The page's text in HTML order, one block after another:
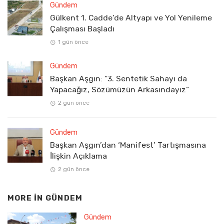
Gündem
Gülkent 1. Cadde’de Altyapı ve Yol Yenileme
Çalışması Başladı
1 gün önce
Gündem
Başkan Aşgın: “3. Sentetik Sahayı da
Yapacağız, Sözümüzün Arkasındayız”
2 gün önce
Gündem
Başkan Aşgın’dan ‘Manifest’ Tartışmasına
İlişkin Açıklama
2 gün önce
MORE IN GÜNDEM
Gündem